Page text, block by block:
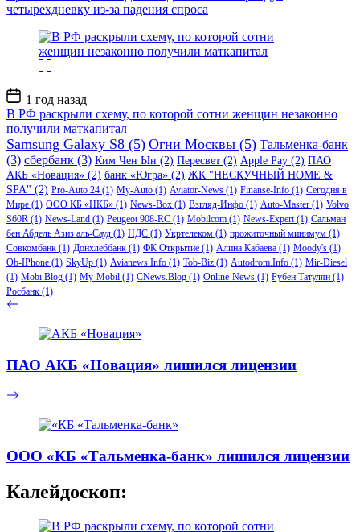
четырехдневку из-за падения спроса
Дата
записи
1 год назад
В РФ раскрыли схему, по которой сотни женщин незаконно
получили маткапитал
Samsung Galaxy S8 (5) Огни Москвы (5) Тальменка-банк
(3) сбербанк (3) Ким Чен Ын (2) Пересвет (2) Apple Pay (2) ПАО
АКБ «Новация» (2) банк «Югра» (2) ЖК "НЕСКУЧНЫЙ HOME &
SPA" (2) Pro-Auto 24 (1) My-Auto (1) Aviator-News (1) Finanse-Info (1) Сегодня в
Мире (1) ООО КБ «НКБ» (1) News-Box (1) Взгляд-Инфо (1) Auto-Master (1) Volvo
S60R (1) News-Land (1) Peugeot 908-RC (1) Mobilcom (1) News-Expert(1) Сальман
бен Абдель Азиз аль-Сауд (1) НДС (1) Укртелеком (1) прожиточный минимум (1)
Совкомбанк (1) Донхлеббанк (1) ФК Открытие (1) Алина Кабаева (1) Moody's (1)
Ob-IPhone (1) SkyUp (1) Avianews.Info (1) Tob-Biz (1) Autodrom.Info (1) Mir-Diesel
(1) Mobi Blog (1) My-Mobil (1) CNews.Blog (1) Online-News (1) Рубен Татулян (1)
Росбанк (1)
ПАО АКБ «Новация» лишился лицензии
ООО «КБ «Тальменка-банк» лишился лицензии
Калейдоскоп: